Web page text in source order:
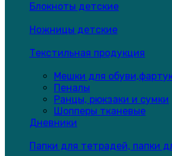
Блокноты детские
Ножницы детские
Текстильная продукция
Мешки для
Пеналы
Ранцы, рюкзаки и сумки
Шопперы тканевые
Дневники
Папки для тетрадей, папки